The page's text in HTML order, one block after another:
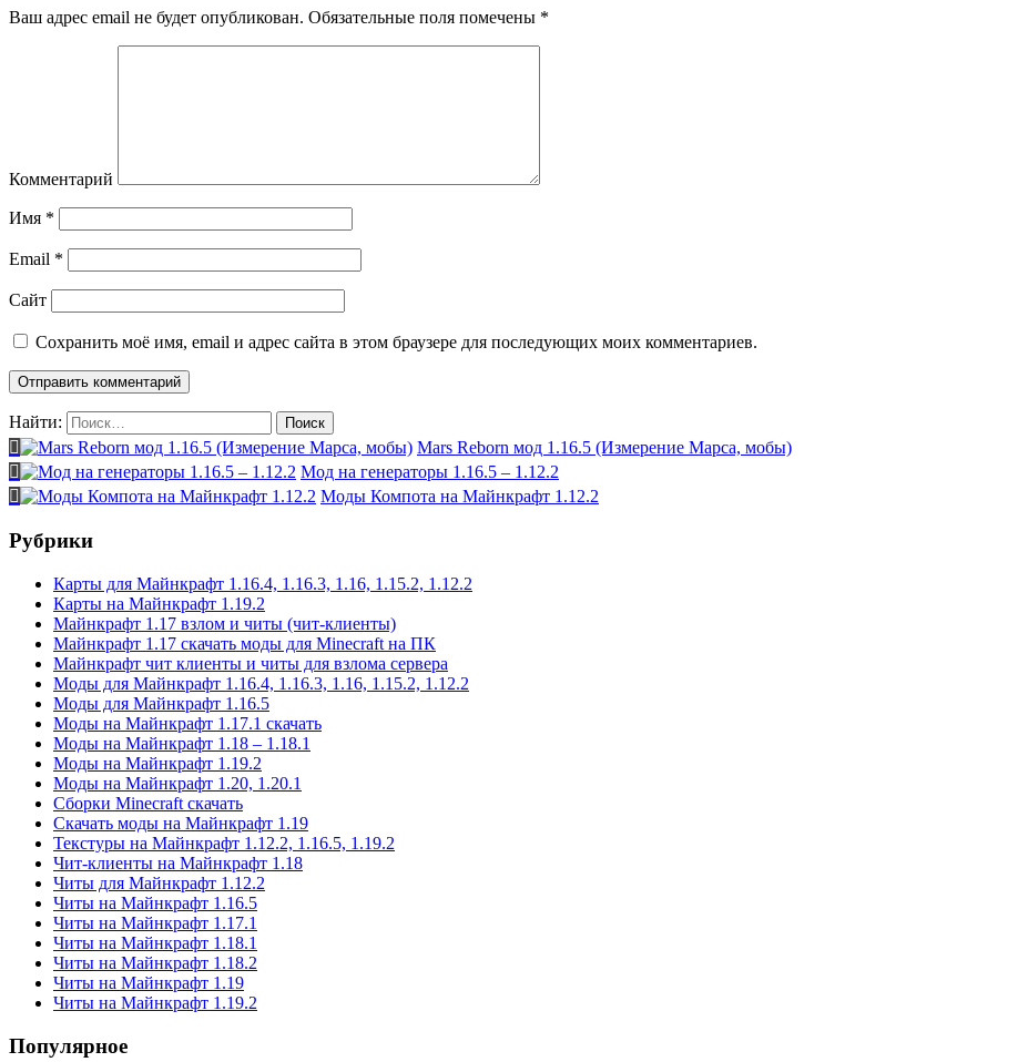
Ваш адрес email не будет опубликован. Обязательные поля помечены *
Комментарий
Имя *
Email *
Сайт
Сохранить моё имя, email и адрес сайта в этом браузере для последующих моих комментариев.
Найти:
Mars Reborn мод 1.16.5 (Измерение Марса, мобы)
Мод на генераторы 1.16.5 – 1.12.2
Моды Компота на Майнкрафт 1.12.2
Рубрики
Карты для Майнкрафт 1.16.4, 1.16.3, 1.16, 1.15.2, 1.12.2
Карты на Майнкрафт 1.19.2
Майнкрафт 1.17 взлом и читы (чит-клиенты)
Майнкрафт 1.17 скачать моды для Minecraft на ПК
Майнкрафт чит клиенты и читы для взлома сервера
Моды для Майнкрафт 1.16.4, 1.16.3, 1.16, 1.15.2, 1.12.2
Моды для Майнкрафт 1.16.5
Моды на Майнкрафт 1.17.1 скачать
Моды на Майнкрафт 1.18 – 1.18.1
Моды на Майнкрафт 1.19.2
Моды на Майнкрафт 1.20, 1.20.1
Сборки Minecraft скачать
Скачать моды на Майнкрафт 1.19
Текстуры на Майнкрафт 1.12.2, 1.16.5, 1.19.2
Чит-клиенты на Майнкрафт 1.18
Читы для Майнкрафт 1.12.2
Читы на Майнкрафт 1.16.5
Читы на Майнкрафт 1.17.1
Читы на Майнкрафт 1.18.1
Читы на Майнкрафт 1.18.2
Читы на Майнкрафт 1.19
Читы на Майнкрафт 1.19.2
Популярное